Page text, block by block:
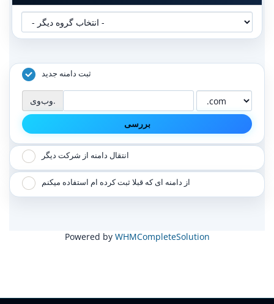
ثبت دامنه جدید
وب‌وی.
بررسی
انتقال دامنه از شرکت دیگر
از دامنه ای که قبلا ثبت کرده ام استفاده میکنم
Powered by WHMCompleteSolution